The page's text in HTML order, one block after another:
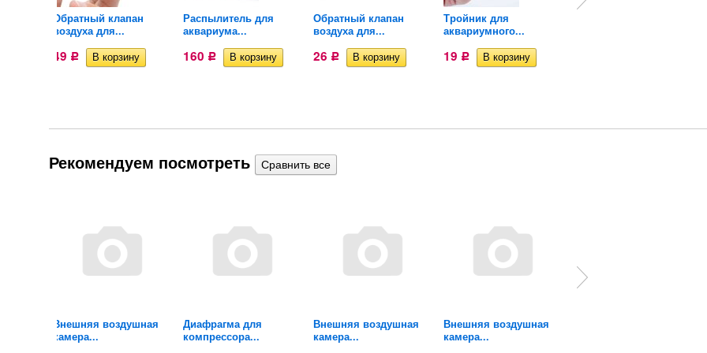
Обратный клапан
воздуха для...
49 Р
Распылитель для
аквариума...
160 Р
Обратный клапан
воздуха для...
26 Р
Тройник для
аквариумного...
19 Р
Рекомендуем посмотреть
Внешняя воздушная
камера...
Диафрагма для
компрессора...
Внешняя воздушная
камера...
Внешняя воздушная
камера...